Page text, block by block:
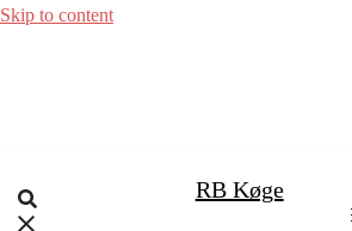
Skip to content
RB Køge